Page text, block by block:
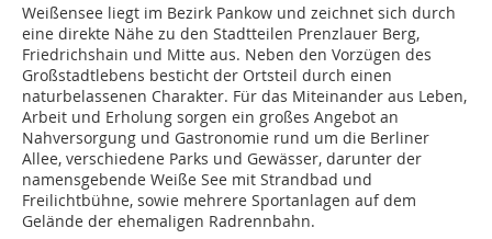
Weißensee liegt im Bezirk Pankow und zeichnet sich durch
eine direkte Nähe zu den Stadtteilen Prenzlauer Berg,
Friedrichshain und Mitte aus. Neben den Vorzügen des
Großstadtlebens besticht der Ortsteil durch einen
naturbelassenen Charakter. Für das Miteinander aus Leben,
Arbeit und Erholung sorgen ein großes Angebot an
Nahversorgung und Gastronomie rund um die Berliner
Allee, verschiedene Parks und Gewässer, darunter der
namensgebende Weiße See mit Strandbad und
Freilichtbühne, sowie mehrere Sportanlagen auf dem
Gelände der ehemaligen Radrennbahn.